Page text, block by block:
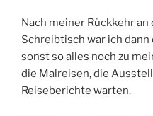
Nach meiner Rückkehr
Schreibtisch war ich
sonst so alles noch zu
die Malreisen, die
Reiseberichte warten.